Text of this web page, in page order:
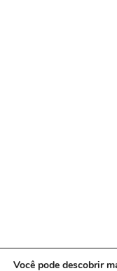
Você pode descobrir